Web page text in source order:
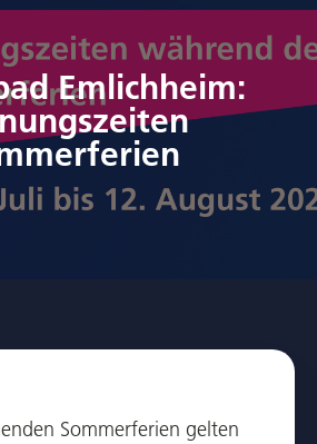
Emlichheim:
Sommerferien gelten